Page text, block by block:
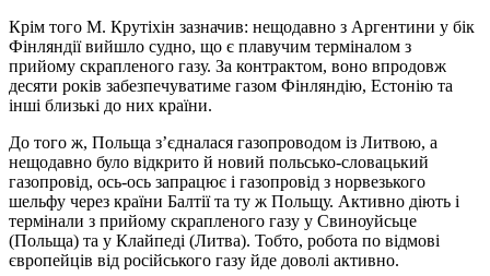
Крім того М. Крутіхін зазначив: нещодавно з Аргентини у бік
Фінляндії вийшло судно, що є плавучим терміналом з
прийому скрапленого газу. За контрактом, воно впродовж
десяти років забезпечуватиме газом Фінляндію, Естонію та
інші близькі до них країни.
До того ж, Польща з’єдналася газопроводом із Литвою, а
нещодавно було відкрито й новий польсько-словацький
газопровід, ось-ось запрацює і газопровід з норвезького
шельфу через країни Балтії та ту ж Польщу. Активно діють і
термінали з прийому скрапленого газу у Свиноуйсьце
(Польща) та у Клайпеді (Литва). Тобто, робота по відмові
європейців від російського газу йде доволі активно.